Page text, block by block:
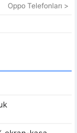
Oppo Telefonları >